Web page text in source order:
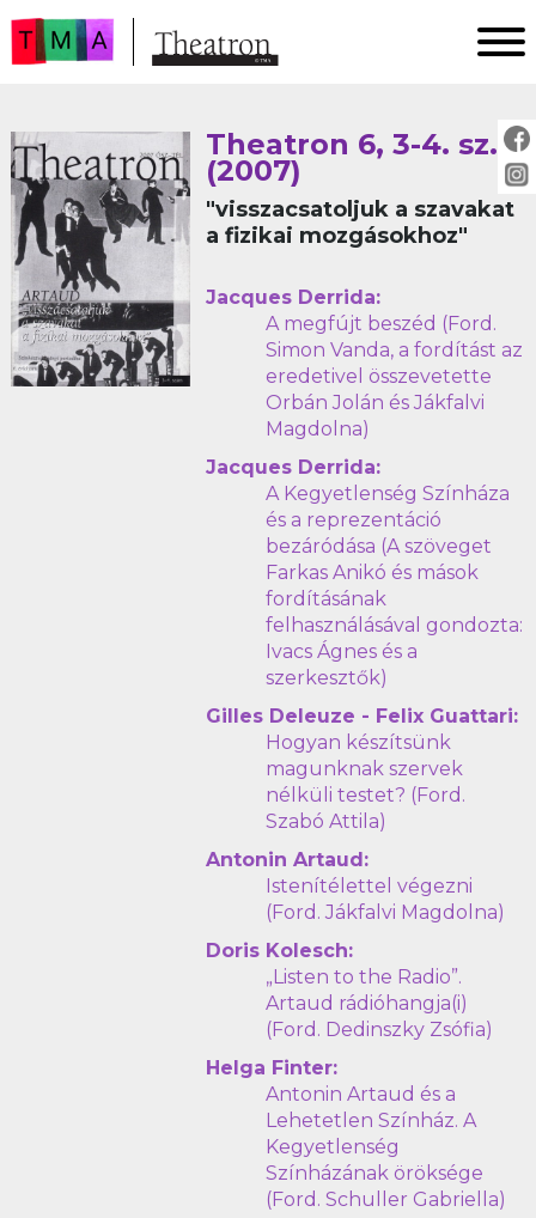
AKTUÁLIS
ARCHÍVUM
IMPRESSZUM
SZERZŐINKNEK
FOR AUTHORS
PEER REVIEW
Theatron 6, 3-4. sz.
(2007)
"visszacsatoljuk a szavakat
a fizikai mozgásokhoz"
Jacques Derrida:
A megfújt beszéd (Ford.
Simon Vanda, a fordítást az
eredetivel összevetette
Orbán Jolán és Jákfalvi
Magdolna)
Jacques Derrida:
A Kegyetlenség Színháza
és a reprezentáció
bezáródása (A szöveget
Farkas Anikó és mások
fordításának
felhasználásával gondozta:
Ivacs Ágnes és a
szerkesztők)
Gilles Deleuze - Felix Guattari:
Hogyan készítsünk
magunknak szervek
nélküli testet? (Ford.
Szabó Attila)
Antonin Artaud:
Istenítélettel végezni
(Ford. Jákfalvi Magdolna)
Doris Kolesch:
„Listen to the Radio”.
Artaud rádióhangja(i)
(Ford. Dedinszky Zsófia)
Helga Finter:
Antonin Artaud és a
Lehetetlen Színház. A
Kegyetlenség
Színházának öröksége
(Ford. Schuller Gabriella)